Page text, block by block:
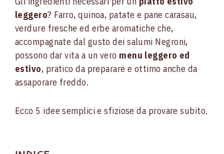
leggero? Farro, quinoa, patate e pane carasau,
verdure fresche ed erbe aromatiche che,
accompagnate dal gusto dei salumi Negroni,
possono dar vita a un vero menu leggero ed
estivo, pratico da preparare e ottimo anche da
assaporare freddo.
Ecco 5 idee semplici e sfiziose da provare subito.